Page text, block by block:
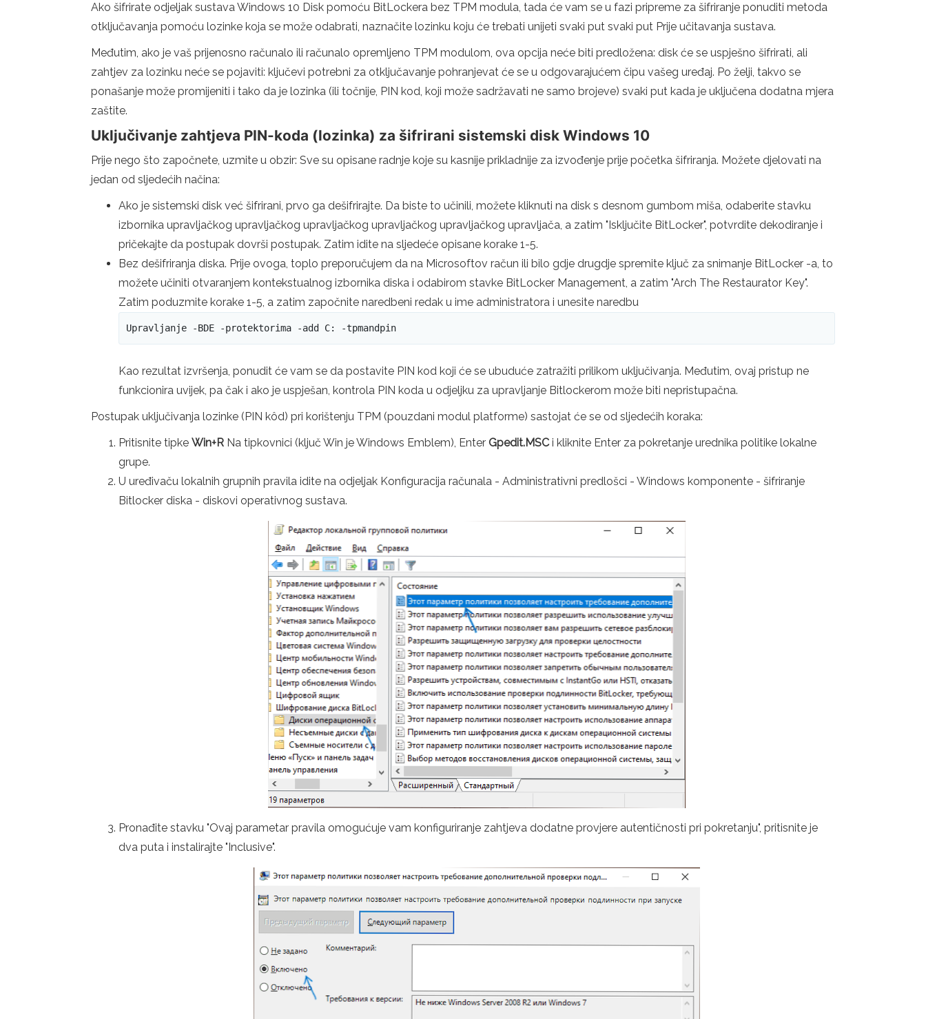
Ako šifrirate odjeljak sustava Windows 10 Disk pomoću BitLockera bez TPM modula, tada će vam se u fazi pripreme za šifriranje ponuditi metoda
otključavanja pomoću lozinke koja se može odabrati, naznačite lozinku koju će trebati unijeti svaki put svaki put Prije učitavanja sustava.
Međutim, ako je vaš prijenosno računalo ili računalo opremljeno TPM modulom, ova opcija neće biti predložena: disk će se uspješno šifrirati, ali
zahtjev za lozinku neće se pojaviti: ključevi potrebni za otključavanje pohranjevat će se u odgovarajućem čipu vašeg uređaj. Po želji, takvo se
ponašanje može promijeniti i tako da je lozinka (ili točnije, PIN kod, koji može sadržavati ne samo brojeve) svaki put kada je uključena dodatna mjera
zaštite.
Uključivanje zahtjeva PIN-koda (lozinka) za šifrirani sistemski disk Windows 10
Prije nego što započnete, uzmite u obzir: Sve su opisane radnje koje su kasnije prikladnije za izvođenje prije početka šifriranja. Možete djelovati na
jedan od sljedećih načina:
Ako je sistemski disk već šifrirani, prvo ga dešifrirajte. Da biste to učinili, možete kliknuti na disk s desnom gumbom miša, odaberite stavku
izbornika upravljačkog upravljačkog upravljačkog upravljačkog upravljačkog upravljača, a zatim "Isključite BitLocker", potvrdite dekodiranje i
pričekajte da postupak dovrši postupak. Zatim idite na sljedeće opisane korake 1-5.
Bez dešifriranja diska. Prije ovoga, toplo preporučujem da na Microsoftov račun ili bilo gdje drugdje spremite ključ za snimanje BitLocker -a, to
možete učiniti otvaranjem kontekstualnog izbornika diska i odabirom stavke BitLocker Management, a zatim "Arch The Restaurator Key".
Zatim poduzmite korake 1-5, a zatim započnite naredbeni redak u ime administratora i unesite naredbu
Upravljanje -BDE -protektorima -add C: -tpmandpin
Kao rezultat izvršenja, ponudit će vam se da postavite PIN kod koji će se ubuduće zatražiti prilikom uključivanja. Međutim, ovaj pristup ne
funkcionira uvijek, pa čak i ako je uspješan, kontrola PIN koda u odjeljku za upravljanje Bitlockerom može biti nepristupačna.
Postupak uključivanja lozinke (PIN kôd) pri korištenju TPM (pouzdani modul platforme) sastojat će se od sljedećih koraka:
Pritisnite tipke Win+R Na tipkovnici (ključ Win je Windows Emblem), Enter Gpedit.MSCi kliknite Enter za pokretanje urednika politike lokalne
grupe.
U uređivaču lokalnih grupnih pravila idite na odjeljak Konfiguracija računala - Administrativni predlošci - Windows komponente - šifriranje
Bitlocker diska - diskovi operativnog sustava.
Pronađite stavku "Ovaj parametar pravila omogućuje vam konfiguriranje zahtjeva dodatne provjere autentičnosti pri pokretanju", pritisnite je
dva puta i instalirajte "Inclusive".